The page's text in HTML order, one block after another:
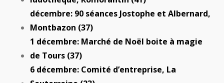
décembre: 90 séances Jostophe et Albernard,
Montbazon (37)
1 décembre: Marché de Noël boite à magie
de Tours (37)
6 décembre: Comité d’entreprise, La